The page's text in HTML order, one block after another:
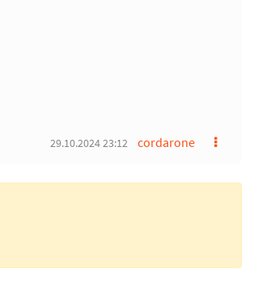
cordarone
29.10.2024 23:12